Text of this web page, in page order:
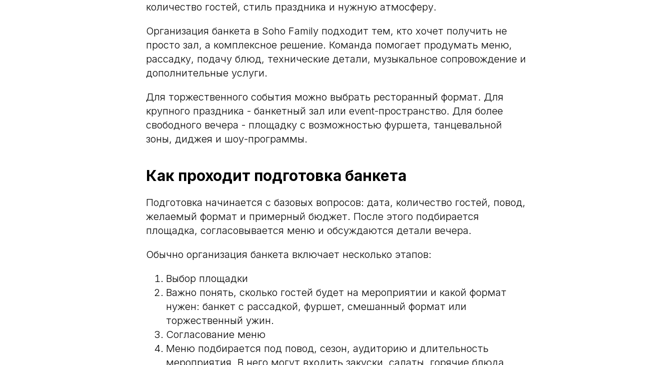
количество гостей, стиль праздника и нужную атмосферу.
Организация банкета в Soho Family подходит тем, кто хочет получить не
просто зал, а комплексное решение. Команда помогает продумать меню,
рассадку, подачу блюд, технические детали, музыкальное сопровождение и
дополнительные услуги.
Для торжественного события можно выбрать ресторанный формат. Для
крупного праздника - банкетный зал или event-пространство. Для более
свободного вечера - площадку с возможностью фуршета, танцевальной
зоны, диджея и шоу-программы.
Как проходит подготовка банкета
Подготовка начинается с базовых вопросов: дата, количество гостей, повод,
желаемый формат и примерный бюджет. После этого подбирается
площадка, согласовывается меню и обсуждаются детали вечера.
Обычно организация банкета включает несколько этапов:
Выбор площадки
Важно понять, сколько гостей будет на мероприятии и какой формат
нужен: банкет с рассадкой, фуршет, смешанный формат или
торжественный ужин.
Согласование меню
Меню подбирается под повод, сезон, аудиторию и длительность